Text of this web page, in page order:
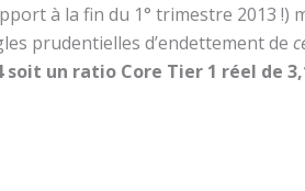
à la fin du 1° trimestre 2013
prudentielles d’endettement de
soit un ratio Core Tier 1 réel de